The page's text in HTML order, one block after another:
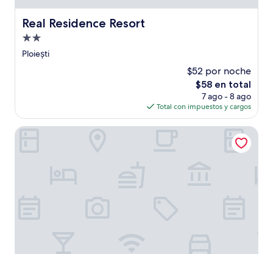
Real Residence Resort
Real Residence Resort
Propiedad
de
Ploiești
$52 por noche
El
precio
actual
es
de
$58 en total
7 ago - 8 ago
Total con impuestos y cargos
Central Hotel